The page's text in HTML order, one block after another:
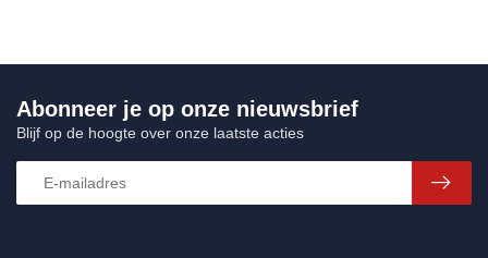
Abonneer je op onze nieuwsbrief
Blijf op de hoogte over onze laatste acties